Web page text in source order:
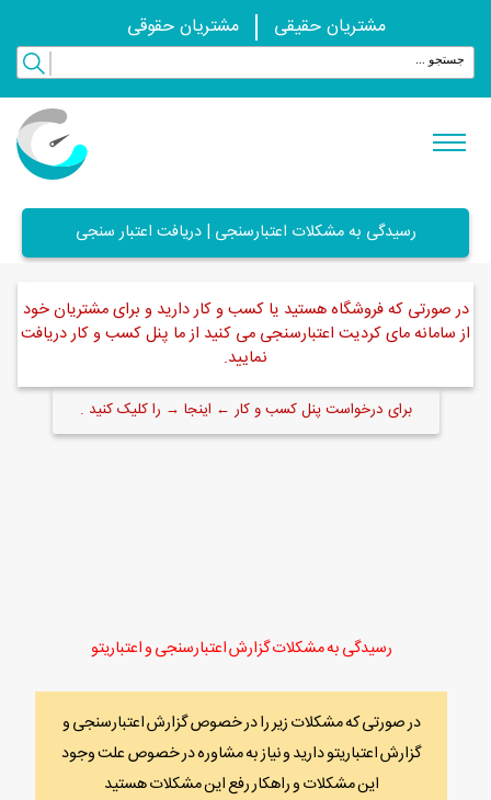
مشتریان حقیقی مشتریان حقوقی
رسیدگی به مشکلات اعتبارسنجی | دریافت اعتبار سنجی
در صورتی که فروشگاه هستید یا کسب و کار دارید و برای مشتریان خود
از سامانه مای کردیت اعتبارسنجی می کنید از ما پنل کسب و کار دریافت
نمایید.
برای درخواست پنل کسب و کار ← اینجا → را کلیک کنید .
رسیدگی به مشکلات گزارش اعتبارسنجی و اعتباریتو
در صورتی که مشکلات زیر را در خصوص گزارش اعتبارسنجی و
گزارش اعتباریتو دارید و نیاز به مشاوره در خصوص علت وجود
این مشکلات و راهکار رفع این مشکلات هستید